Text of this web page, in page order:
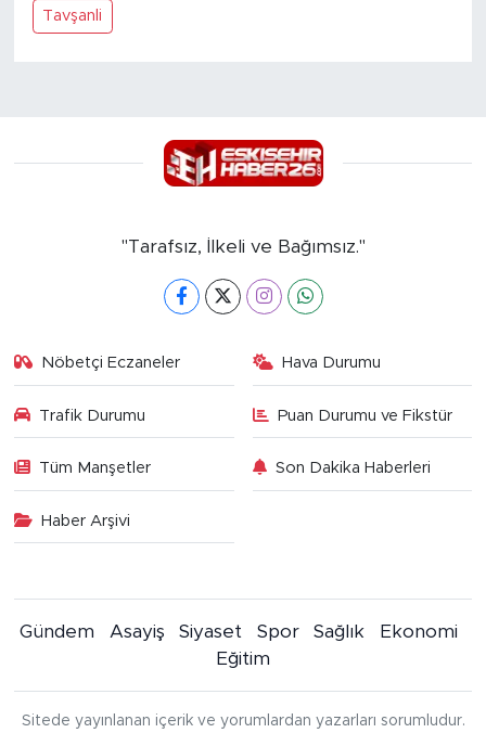
Tavşanli
"Tarafsız, İlkeli ve Bağımsız."
Nöbetçi Eczaneler Hava Durumu
Trafik Durumu Puan Durumu ve Fikstür
Tüm Manşetler Son Dakika Haberleri
Haber Arşivi
Gündem Asayiş Siyaset Spor Sağlık
Ekonomi
Eğitim
Sitede yayınlanan içerik ve yorumlardan yazarları sorumludur.